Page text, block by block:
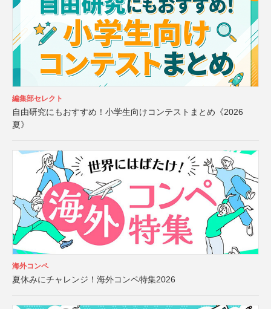
編集部セレクト
自由研究にもおすすめ！小学生向けコンテストまとめ《2026
夏》
海外コンペ
夏休みにチャレンジ！海外コンペ特集2026